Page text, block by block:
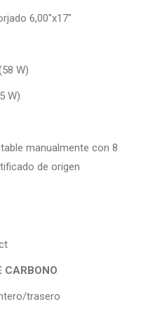
6,00″x17″
W)
W)
manualmente con 8
de origen
CARBONO
trasero